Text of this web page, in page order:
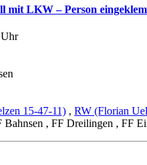
mit LKW – Person
15-47-11) , RW (Florian
Bahnsen , FF Dreilingen , FF